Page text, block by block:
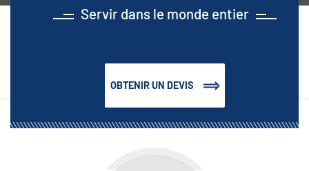
Servir dans le monde entier
OBTENIR UN DEVIS